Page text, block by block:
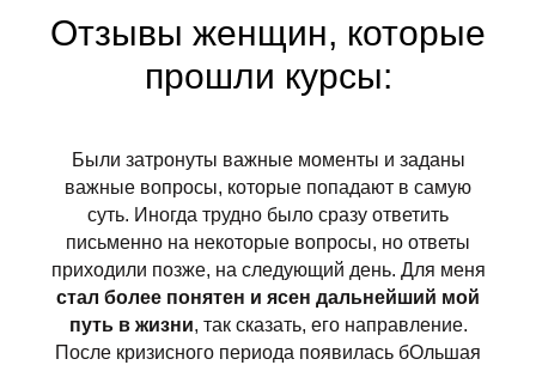
Отзывы женщин, которые
прошли курсы:
Были затронуты важные моменты и заданы
важные вопросы, которые попадают в самую
суть. Иногда трудно было сразу ответить
письменно на некоторые вопросы, но ответы
приходили позже, на следующий день. Для меня
стал более понятен и ясен дальнейший мой
путь в жизни, так сказать, его направление.
После кризисного периода появилась бОльшая